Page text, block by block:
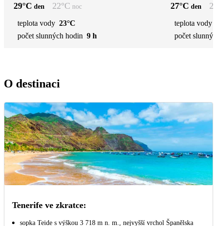
29°C den 22°C noc
teplota vody 23°C
počet slunných hodin 9 h
27°C den
teplota vody
počet
O destinaci
Tenerife ve zkratce:
sopka Teide s výškou 3 718 m n. m., nejvyšší vrchol Španělska